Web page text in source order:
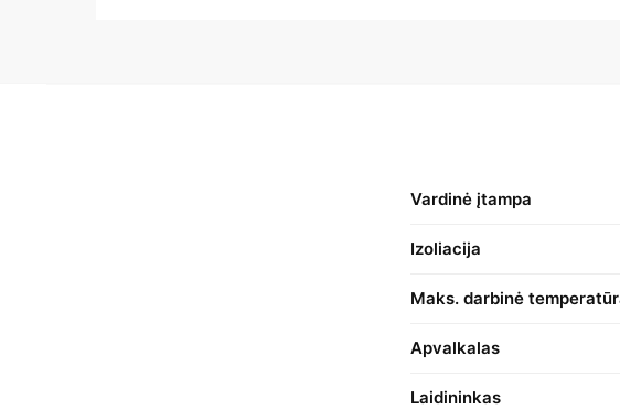
Vardinė įtampa
Izoliacija
Maks. darbinė
Apvalkalas
Laidininkas